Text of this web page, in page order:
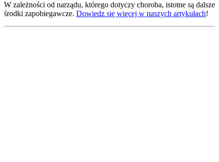
W zależności od narządu, którego dotyczy choroba, istotne są dalsze
środki zapobiegawcze. Dowiedz się więcej w naszych artykułach!